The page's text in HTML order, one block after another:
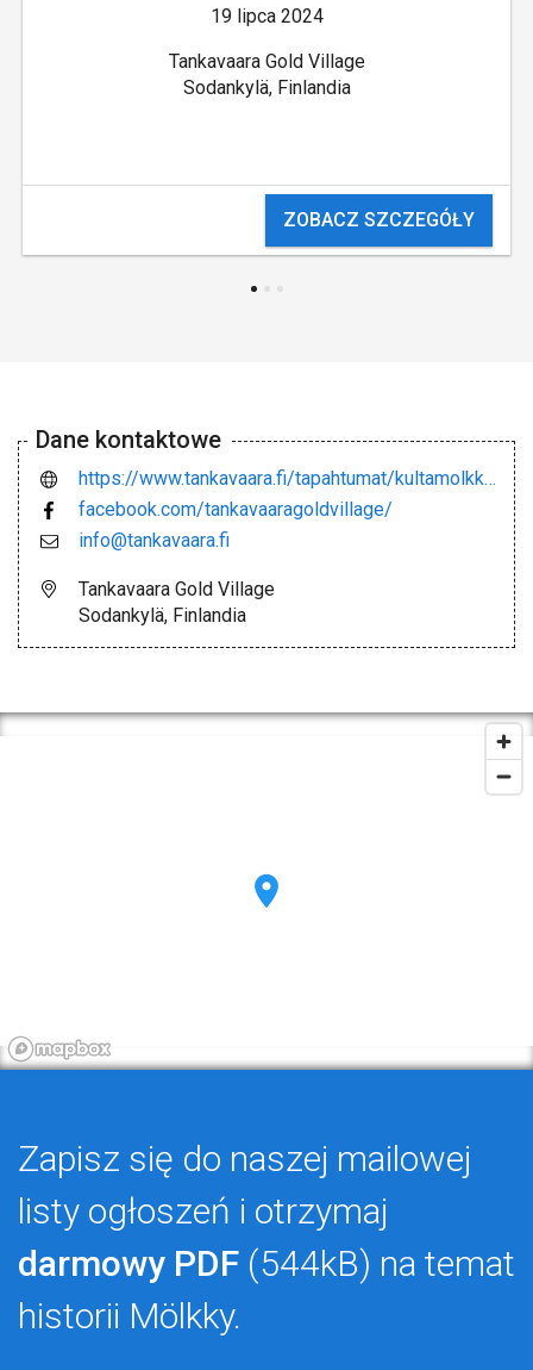
19 lipca 2024
Tankavaara Gold Village
Sodankylä, Finlandia
ZOBACZ SZCZEGÓŁY
Dane kontaktowe
https://www.tankavaara.fi/tapahtumat/kultamolkky/
facebook.com/tankavaaragoldvillage/
info@tankavaara.fi
Tankavaara Gold Village
Sodankylä, Finlandia
Zapisz się do naszej mailowej
listy ogłoszeń i otrzymaj
darmowy PDF (544kB) na temat
historii Mölkky.